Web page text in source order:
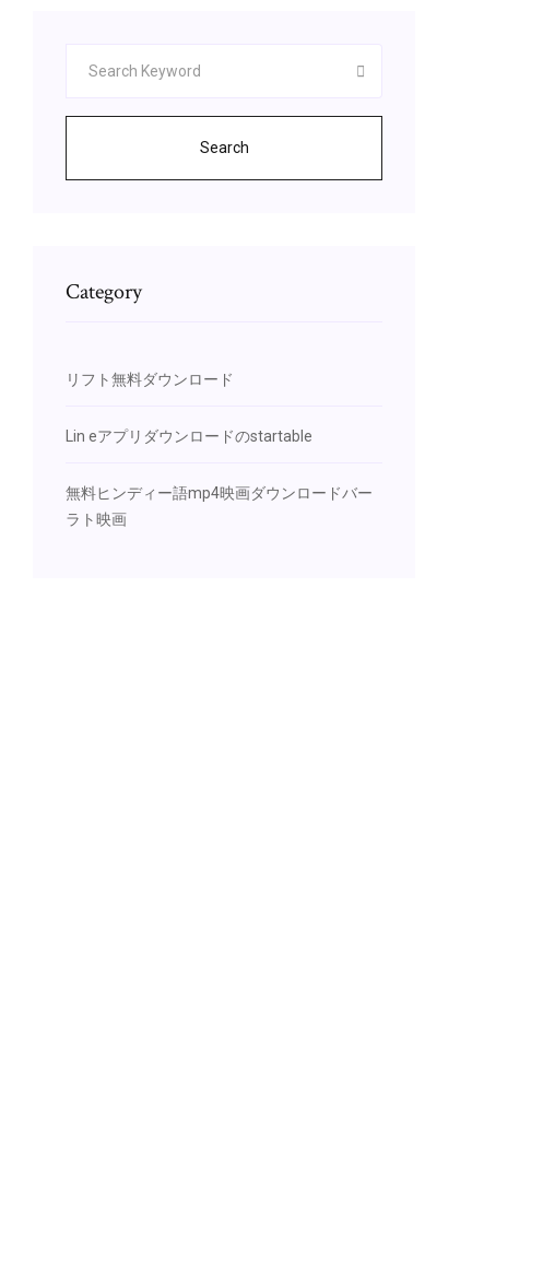
Search
Category
リフト無料ダウンロード
Lin eアプリダウンロードのstartable
無料ヒンディー語mp4映画ダウンロードバー
ラト映画